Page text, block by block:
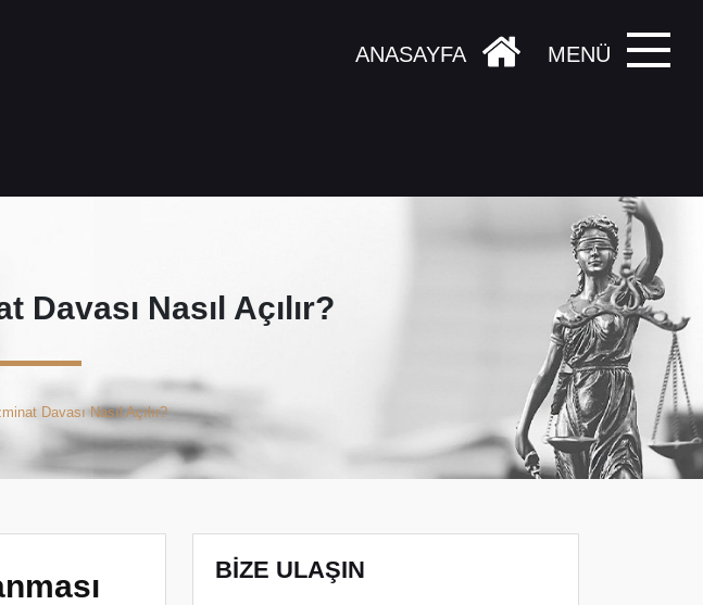
MENÜ
ANASAYFA
Nasıl Açılır?
Davası Nasıl Açılır?
BİZE ULAŞIN